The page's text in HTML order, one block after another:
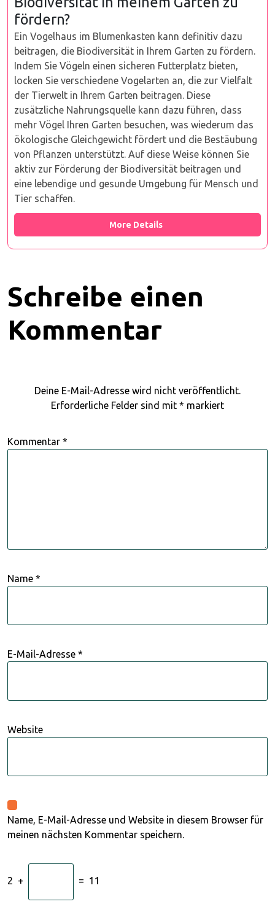
fördern?
Ein Vogelhaus im Blumenkasten kann definitiv dazu
beitragen, die Biodiversität in Ihrem Garten zu fördern.
Indem Sie Vögeln einen sicheren Futterplatz bieten,
locken Sie verschiedene Vogelarten an, die zur Vielfalt
der Tierwelt in Ihrem Garten beitragen. Diese
zusätzliche Nahrungsquelle kann dazu führen, dass
mehr Vögel Ihren Garten besuchen, was wiederum das
ökologische Gleichgewicht fördert und die Bestäubung
von Pflanzen unterstützt. Auf diese Weise können Sie
aktiv zur Förderung der Biodiversität beitragen und
eine lebendige und gesunde Umgebung für Mensch und
Tier schaffen.
More Details
Schreibe einen
Kommentar
Deine E-Mail-Adresse wird nicht veröffentlicht.
Erforderliche Felder sind mit * markiert
Kommentar *
Name *
E-Mail-Adresse *
Website
Name, E-Mail-Adresse und Website in diesem Browser für
meinen nächsten Kommentar speichern.
2 + = 11